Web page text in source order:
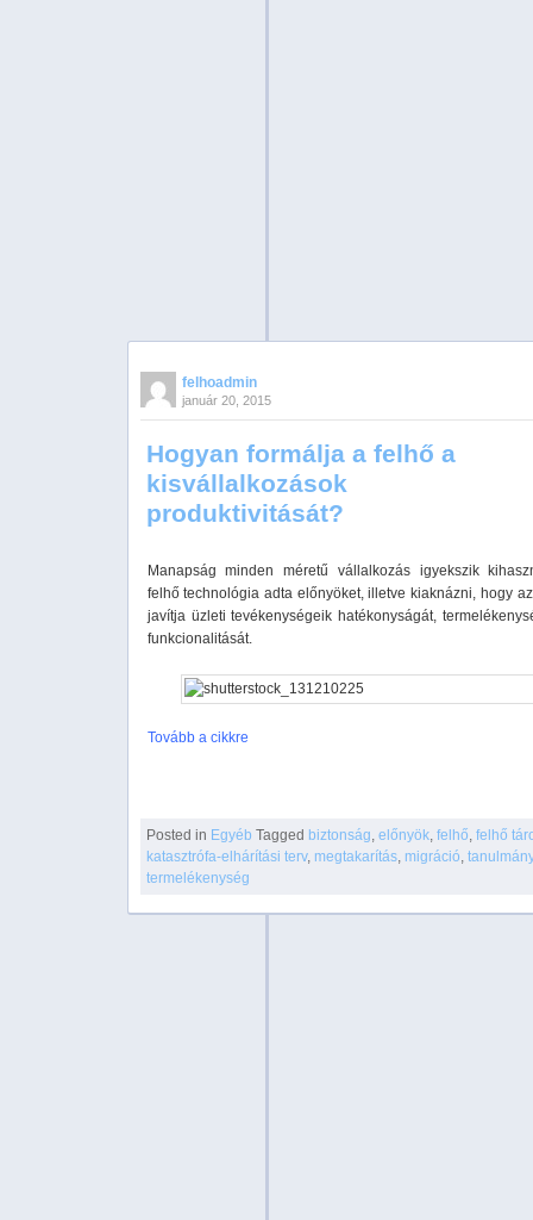
felhoadmin
január 20, 2015
Hogyan formálja a felhő a
kisvállalkozások
produktivitását?
Manapság minden méretű vállalkozás igyekszik
felhő technológia adta előnyöket, illetve kiaknázni, hogy
javítja üzleti tevékenységeik hatékonyságát,
funkcionalitását.
Tovább a cikkre
Posted in Egyéb Tagged biztonság,előnyök,felhő,felhő
katasztrófa-elhárítási terv, megtakarítás, migráció,
termelékenység